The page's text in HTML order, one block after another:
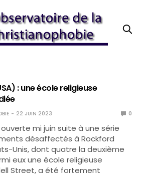
: une école religieuse
22 JUIN 2023 0
mi juin suite à une série
désaffectés à Rockford
Unis, dont quatre la deuxième
eux une école religieuse
Street, a été fortement